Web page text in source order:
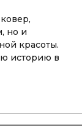
но и
красоты.
историю в